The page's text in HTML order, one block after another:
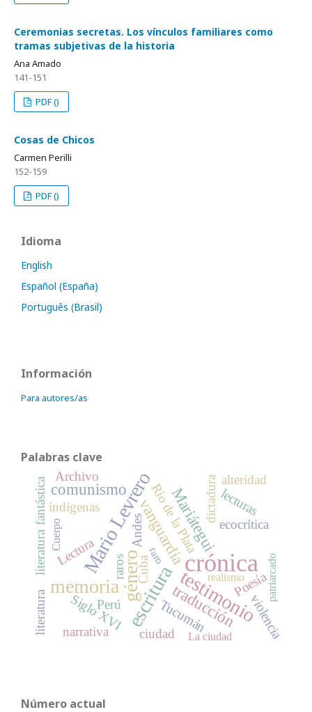
Ceremonias secretas. Los vínculos familiares como
tramas subjetivas de la historia
Ana Amado
141-151
PDF ()
Cosas de Chicos
Carmen Perilli
152-159
PDF ()
Idioma
English
Español (España)
Português (Brasil)
Información
Para autores/as
Palabras clave
crónica
género
Mario Levrero
escrituratestimonio
memoria
comunismo Mariátegui
traducción
vanguardia
Andes
Siglo XVI
Poesía
Río de la Plata
violencia
literatura fantástica Lectura
dictadura
Tucumán
raros
narrativa
indígenas
ecocrítica
lecturas
Archivo
Cuba
literatura Perú
ciudad
alteridad
Cuerpo
patriarcado
La ciudad
realismo
raro
Número actual